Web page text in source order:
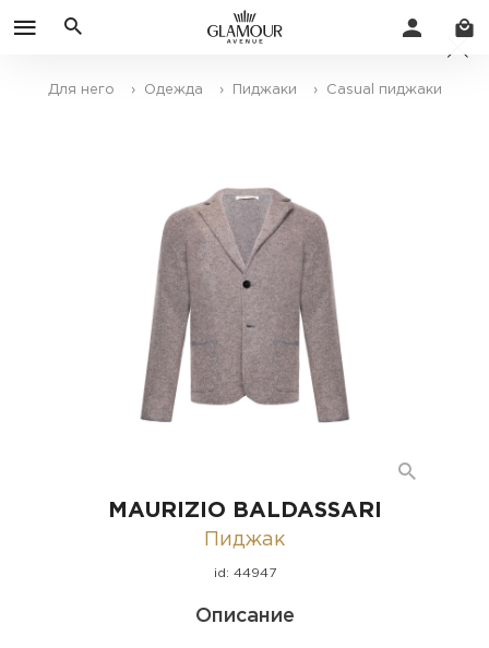
Для него › Одежда › Пиджаки › Casual пиджаки
MAURIZIO BALDASSARI
Пиджак
id: 44947
Описание